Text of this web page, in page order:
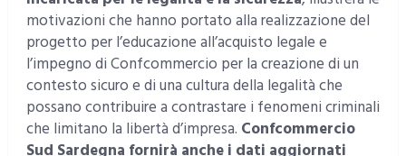
motivazioni che hanno portato alla realizzazione del
progetto per l’educazione all’acquisto legale e
l’impegno di Confcommercio per la creazione di un
contesto sicuro e di una cultura della legalità che
possano contribuire a contrastare i fenomeni criminali
che limitano la libertà d’impresa. Confcommercio